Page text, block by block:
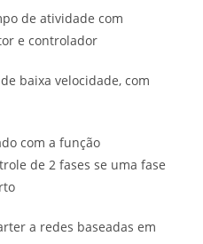
de atividade com
e controlador
baixa velocidade, com
com a função
de 2 fases se uma fase
a redes baseadas em